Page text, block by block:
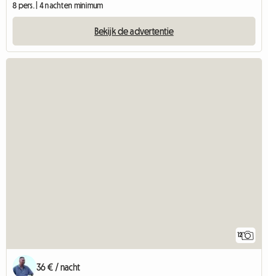
8 pers. | 4 nachten minimum
Bekijk de advertentie
12
36 € / nacht